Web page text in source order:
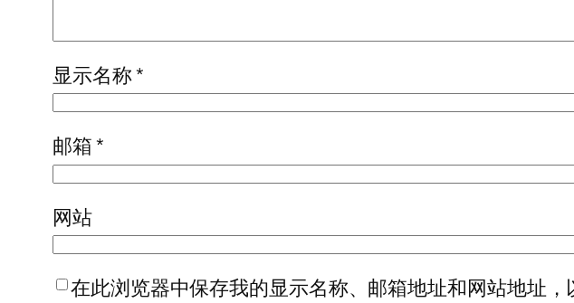
显示名称*
邮箱*
网站
在此浏览器中保存我的显示名称、邮箱地址和网站地址，